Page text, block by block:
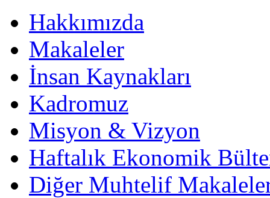
Hakkımızda
Makaleler
İnsan Kaynakları
Kadromuz
Misyon & Vizyon
Haftalık Ekonomik
Diğer Muhtelif